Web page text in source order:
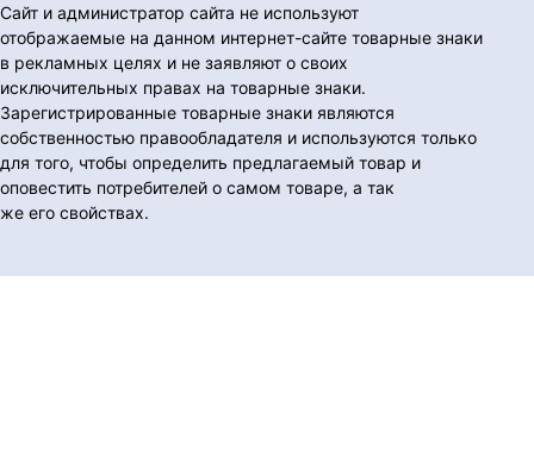
Сайт и администратор сайта не используют
отображаемые на данном интернет-сайте товарные знаки
в рекламных целях и не заявляют о своих
исключительных правах на товарные знаки.
Зарегистрированные товарные знаки являются
собственностью правообладателя и используются только
для того, чтобы определить предлагаемый товар и
оповестить потребителей о самом товаре, а так
же его свойствах.